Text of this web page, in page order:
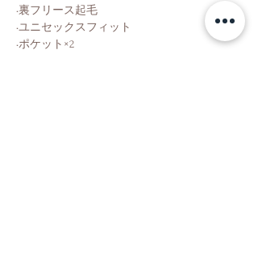
•裏フリース起毛
•ユニセックスフィット
•ポケット×2